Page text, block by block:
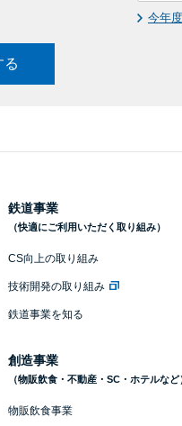
今年
る
鉄道事業
（快適にご利用いただく取り組み）
CS向上の取り組み
技術開発の取り組み
鉄道事業を知る
創造事業
（物販飲食・不動産・SC・ホテルなど
物販飲食事業